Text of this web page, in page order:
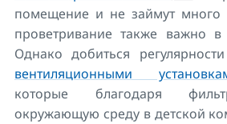
помещение и не займут много
проветривание также важно в
Однако добиться
вентиляционными
которые благодаря
окружающую среду в детской